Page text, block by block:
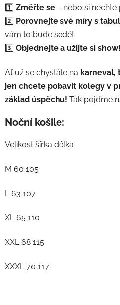
1️⃣ Změřte se – nebo si nechte
2️⃣ Porovnejte své míry s
vám to bude sedět.
3️⃣ Objednejte a užijte si show!
Ať už se chystáte na karneval,
jen chcete pobavit kolegy v
základ úspěchu! Tak pojďme
Noční košile:
Velikost šířka délka
M 60 105
L 63 107
XL 65 110
XXL 68 115
XXXL 70 117